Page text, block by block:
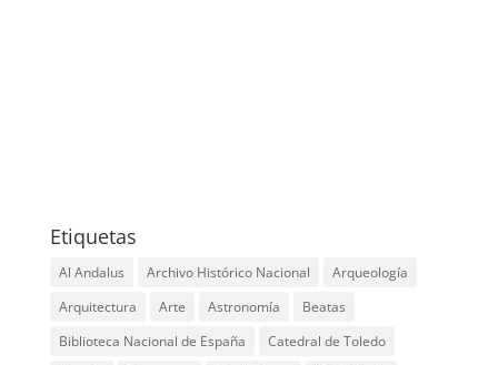
Etiquetas
Al Andalus Archivo Histórico Nacional
Arqueología
Arquitectura
Arte Astronomía
Beatas
Biblioteca Nacional de España
Catedral de Toledo